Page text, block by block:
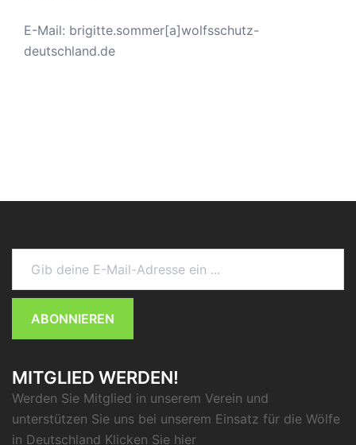
E-Mail: brigitte.sommer[a]wolfsschutz-
deutschland.de
Gib deine E-Mail-Adresse ein ...
ABONNIEREN
MITGLIED WERDEN!
Werden Sie Mitglied in unserem Verein und
unterstützen Sie uns bei unserem Einsatz für die Wölfe
in Deutschland Klicken Sie hier